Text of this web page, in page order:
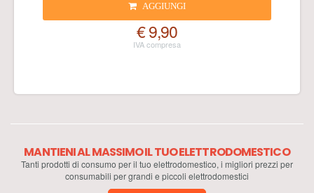
AGGIUNGI
€ 9,90
MANTIENI AL MASSIMO IL TUO ELETTRODOMESTICO
Tanti prodotti di consumo per il tuo elettrodomestico, i migliori prezzi per
consumabili per grandi e piccoli elettrodomestici